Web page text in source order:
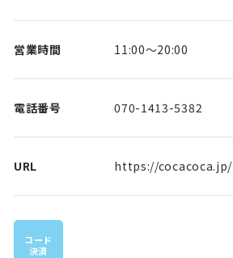
営業時間 11:00～20:00
電話番号 070-1413-5382
URL https://cocacoca.jp/
コード
決済